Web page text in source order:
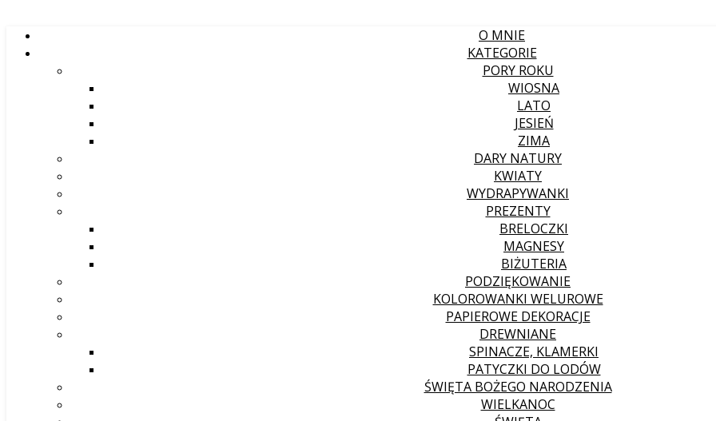
O MNIE
KATEGORIE
PORY ROKU
WIOSNA
LATO
JESIEŃ
ZIMA
DARY NATURY
KWIATY
WYDRAPYWANKI
PREZENTY
BRELOCZKI
MAGNESY
BIŻUTERIA
PODZIĘKOWANIE
KOLOROWANKI WELUROWE
PAPIEROWE DEKORACJE
DREWNIANE
SPINACZE, KLAMERKI
PATYCZKI DO LODÓW
ŚWIĘTA BOŻEGO NARODZENIA
WIELKANOC